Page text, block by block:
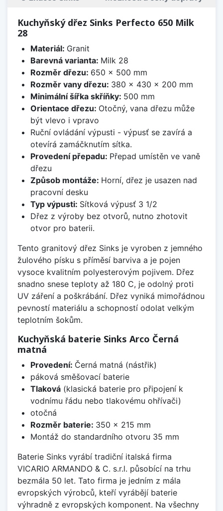
Kuchyňský dřez Sinks Perfecto 650 Milk
28
Materiál: Granit
Barevná varianta: Milk 28
Rozměr dřezu: 650 x 500 mm
Rozměr vany dřezu: 380 x 430 x 200 mm
Minimální šířka skříňky: 500 mm
Orientace dřezu: Otočný, vana dřezu může
být vlevo i vpravo
Ruční ovládání výpusti - výpusť se zavírá a
otevírá zamáčknutím sítka.
Provedení přepadu: Přepad umístěn ve vaně
dřezu
Způsob montáže: Horní, dřez je usazen nad
pracovní desku
Typ výpusti: Sítková výpusť 3 1/2
Dřez z výroby bez otvorů, nutno zhotovit
otvor pro baterii.
Tento granitový dřez Sinks je vyroben z jemného
žulového písku s příměsí barviva a je pojen
vysoce kvalitním polyesterovým pojivem. Dřez
snadno snese teploty až 180 C, je odolný proti
UV záření a poškrábání. Dřez vyniká mimořádnou
pevností materiálu a schopností odolat velkým
teplotním šokům.
Kuchyňská baterie Sinks Arco Černá
matná
Provedení: Černá matná (nástřik)
páková směšovací baterie
Tlaková(klasická baterie pro připojení k
vodnímu řádu nebo tlakovému ohřívači)
otočná
Rozměr baterie: 350 x 215 mm
Montáž do standardního otvoru 35 mm
Baterie Sinks vyrábí tradiční italská firma
VICARIO ARMANDO & C. s.r.l. působící na trhu
bezmála 50 let. Tato firma je jedním z mála
evropských výrobců, kteří vyrábějí baterie
výhradně z evropských komponent. Na všechny